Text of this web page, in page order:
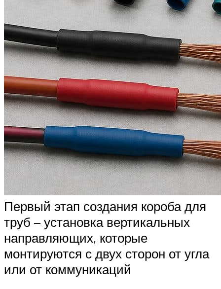
Первый этап создания короба для
труб – установка вертикальных
направляющих, которые
монтируются с двух сторон от угла
или от коммуникаций